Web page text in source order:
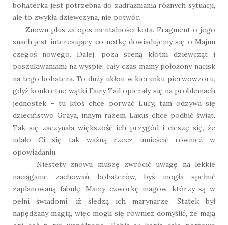
bohaterka jest potrzebna do zadrażniania różnych sytuacji,
ale to zwykła dziewczyna, nie potwór.
Znowu plus za opis mentalności kota. Fragment o jego
snach jest interesujący, co notkę dowiadujemy się o Majnu
czegoś nowego. Dalej, poza sceną kłótni dziewcząt i
poszukiwaniami na wyspie, cały czas mamy położony nacisk
na tego bohatera. To duży ukłon w kierunku pierwowzoru,
gdyż konkretne wątki Fairy Tail opierały się na problemach
jednostek – tu ktoś chce porwać Lucy, tam odzywa się
dzieciństwo Graya, innym razem Laxus chce podbić świat.
Tak się zaczynała większość ich przygód i cieszę się, że
udało Ci się tak ważną rzecz umieścić również w
opowiadaniu.
Niestety znowu muszę zwrócić uwagę na lekkie
naciąganie zachowań bohaterów, byś mogła spełnić
zaplanowaną fabułę. Mamy czwórkę magów, którzy są w
pełni świadomi, iż śledzą ich marynarze. Statek był
napędzany magią, więc mogli się również domyślić, że mają